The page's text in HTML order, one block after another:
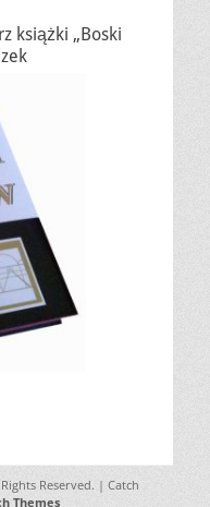
książki „Boski
Reserved. | Catch
Themes